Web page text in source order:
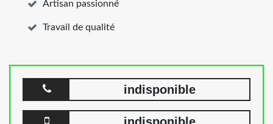
Artisan passionné
Travail de qualité
indisponible